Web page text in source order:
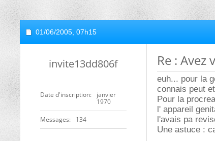
01/06/2005, 07h15
invite13dd806f
Date d'inscription
janvier
1970
Messages 134
Re : Avez
euh... pour la
connais peut
Pour la
l' appareil
l'avais pa
Une astuce :